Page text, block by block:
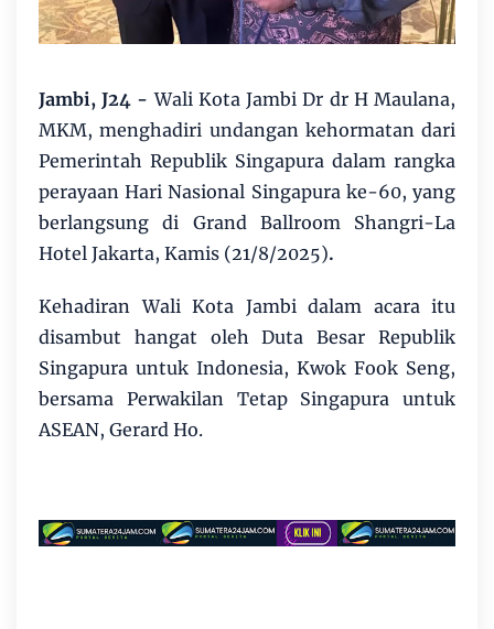
Jambi, J24 -Wali Kota Jambi Dr dr H Maulana,
MKM, menghadiri undangan kehormatan dari
Pemerintah Republik Singapura dalam rangka
perayaan Hari Nasional Singapura ke-60, yang
berlangsung di Grand Ballroom Shangri-La
Hotel Jakarta, Kamis (21/8/2025).
Kehadiran Wali Kota Jambi dalam acara itu
disambut hangat oleh Duta Besar Republik
Singapura untuk Indonesia, Kwok Fook Seng,
bersama Perwakilan Tetap Singapura untuk
ASEAN, Gerard Ho.